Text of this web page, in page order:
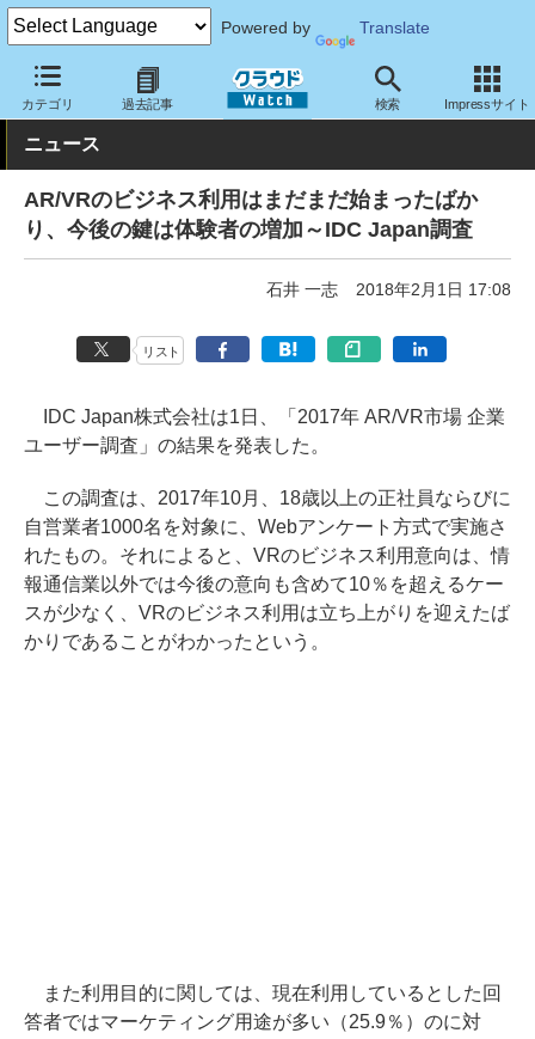
Powered by Translate
カテゴリ 過去記事 検索 Impressサイト
クラウド Watch トピック 調査・予測
ニュース
AR/VRのビジネス利用はまだまだ始まったばか
り、今後の鍵は体験者の増加～IDC Japan調査
石井 一志 2018年2月1日 17:08
リスト
IDC Japan株式会社は1日、「2017年 AR/VR市場 企業
ユーザー調査」の結果を発表した。
この調査は、2017年10月、18歳以上の正社員ならびに
自営業者1000名を対象に、Webアンケート方式で実施さ
れたもの。それによると、VRのビジネス利用意向は、情
報通信業以外では今後の意向も含めて10％を超えるケー
スが少なく、VRのビジネス利用は立ち上がりを迎えたば
かりであることがわかったという。
また利用目的に関しては、現在利用しているとした回
答者ではマーケティング用途が多い（25.9％）のに対